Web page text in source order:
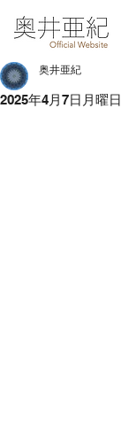
2025年4月7日月曜日
奥井亜紀